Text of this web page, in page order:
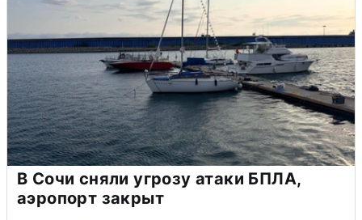
В Сочи сняли угрозу атаки БПЛА,
аэропорт закрыт